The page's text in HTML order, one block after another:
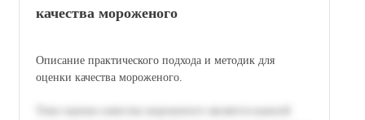
качества мороженого
Описание практического подхода и методик для
оценки качества мороженого.